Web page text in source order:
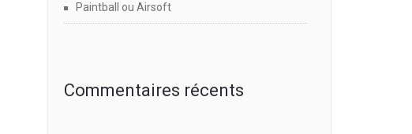
Paintball ou Airsoft
Commentaires récents